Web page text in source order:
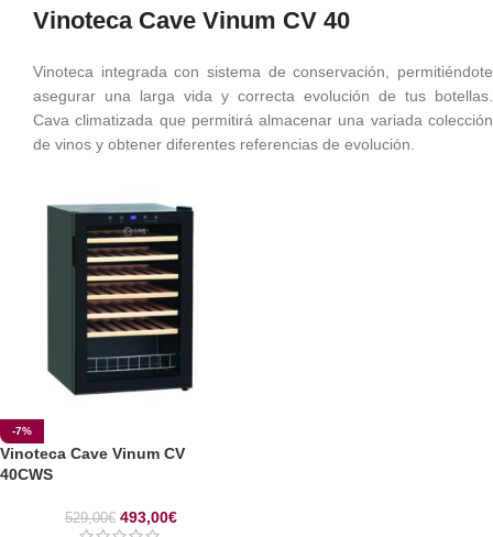
Vinoteca Cave Vinum CV 40
Vinoteca integrada con sistema de conservación, permitiéndote
asegurar una larga vida y correcta evolución de tus botellas.
Cava climatizada que permitirá almacenar una variada colección
de vinos y obtener diferentes referencias de evolución.
-7%
Vinoteca Cave Vinum CV
40CWS
529,00€ 493,00€